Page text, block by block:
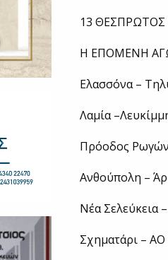
13 ΘΕΣΠΡΩΤΟΣ
Η ΕΠΟΜΕΝΗ
Ελασσόνα –
Λαμία
Πρόοδος
Ανθούπολη –
Νέα Σελεύκεια
Σχηματάρι – ΑΟ